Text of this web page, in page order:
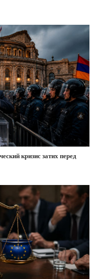
кризис затих перед